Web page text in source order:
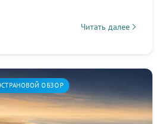
Читать далее
about Кот-д'Ивуар:
СТРАНОВОЙ ОБЗОР